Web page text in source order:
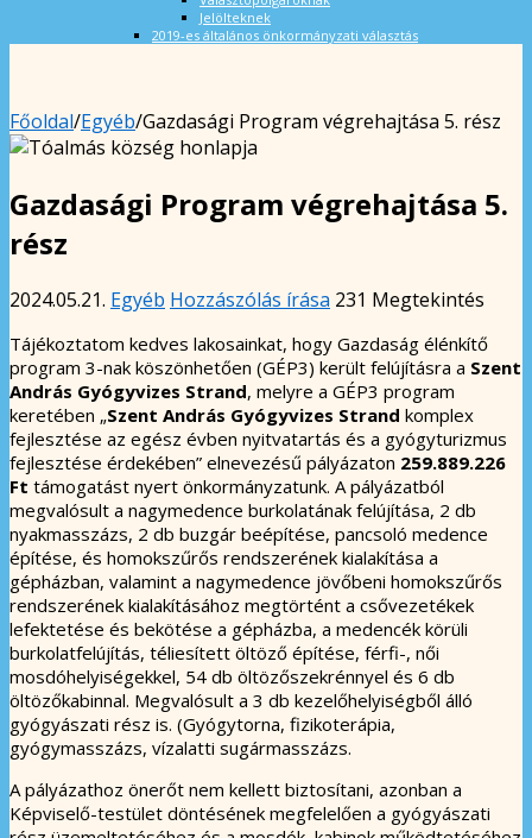
Jelölteknek
2019-es általános önkormányzati választás
Főoldal/Egyéb/Gazdasági Program végrehajtása 5. rész
Gazdasági Program végrehajtása 5.
rész
2024.05.21. Egyéb Hozzászólás írása 231 Megtekintés
Tájékoztatom kedves lakosainkat, hogy Gazdaság élénkítő
program 3-nak köszönhetően (GÉP3) került felújításra a Szent
András Gyógyvizes Strand, melyre a GÉP3 program
keretében „Szent András Gyógyvizes Strand komplex
fejlesztése az egész évben nyitvatartás és a gyógyturizmus
fejlesztése érdekében” elnevezésű pályázaton 259.889.226
Ft támogatást nyert önkormányzatunk. A pályázatból
megvalósult a nagymedence burkolatának felújítása, 2 db
nyakmasszázs, 2 db buzgár beépítése, pancsoló medence
építése, és homokszűrős rendszerének kialakítása a
gépházban, valamint a nagymedence jövőbeni homokszűrős
rendszerének kialakításához megtörtént a csővezetékek
lefektetése és bekötése a gépházba, a medencék körüli
burkolatfelújítás, téliesített öltöző építése, férfi-, női
mosdóhelyiségekkel, 54 db öltözőszekrénnyel és 6 db
öltözőkabinnal. Megvalósult a 3 db kezelőhelyiségből álló
gyógyászati rész is. (Gyógytorna, fizikoterápia,
gyógymasszázs, vízalatti sugármasszázs.
A pályázathoz önerőt nem kellett biztosítani, azonban a
Képviselő-testület döntésének megfelelően a gyógyászati